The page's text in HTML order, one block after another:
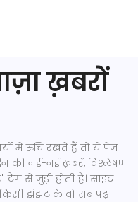
ख़बरों
में रुचि रखते हैं तो ये पेज
की नई-नई ख़बरें, विश्लेषण
से जुड़ी होती है। साइट
झंझट के वो सब पढ़